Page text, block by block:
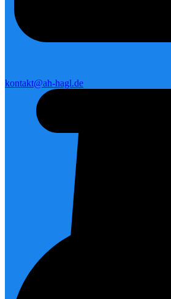
kontakt@ah-hagl.de